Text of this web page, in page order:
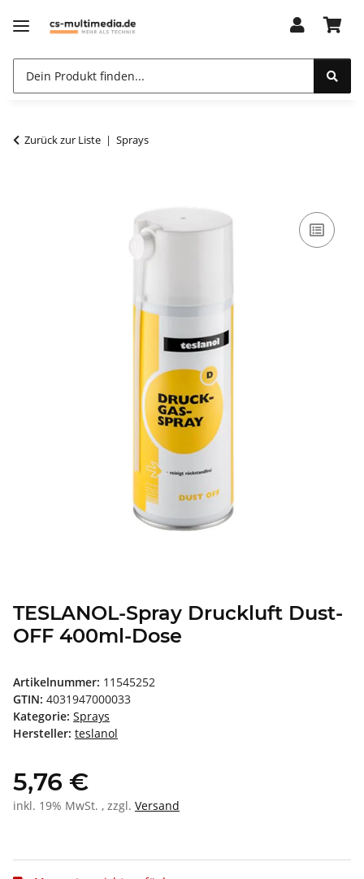
Zurück zur Liste Sprays
TESLANOL-Spray Druckluft Dust-
OFF 400ml-Dose
Artikelnummer: 11545252
GTIN: 4031947000033
Kategorie: Sprays
Hersteller: teslanol
5,76 €
inkl. 19% MwSt. , zzgl. Versand